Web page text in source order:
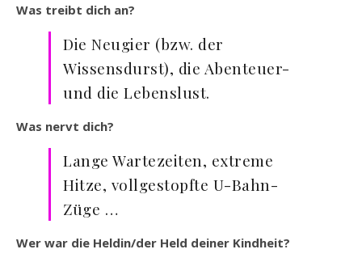
Was treibt dich an?
Die Neugier (bzw. der
Wissensdurst), die Abenteuer-
und die Lebenslust.
Was nervt dich?
Lange Wartezeiten, extreme
Hitze, vollgestopfte U-Bahn-
Züge …
Wer war die Heldin/der Held deiner Kindheit?